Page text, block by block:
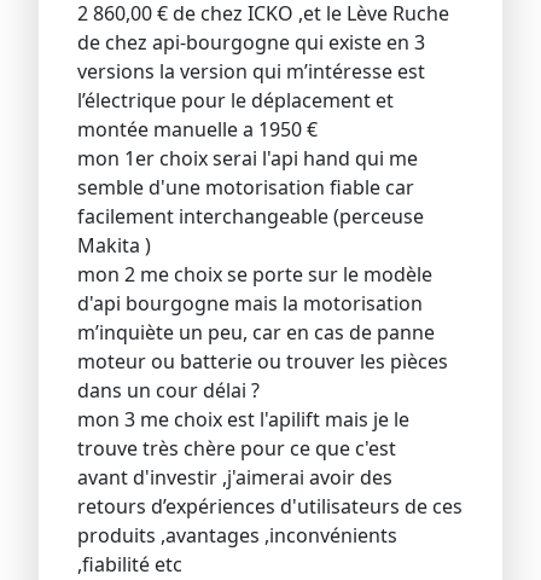
2 860,00 € de chez ICKO ,et le Lève Ruche
de chez api-bourgogne qui existe en 3
versions la version qui m’intéresse est
l’électrique pour le déplacement et
montée manuelle a 1950 €
mon 1er choix serai l'api hand qui me
semble d'une motorisation fiable car
facilement interchangeable (perceuse
Makita )
mon 2 me choix se porte sur le modèle
d'api bourgogne mais la motorisation
m’inquiète un peu, car en cas de panne
moteur ou batterie ou trouver les pièces
dans un cour délai ?
mon 3 me choix est l'apilift mais je le
trouve très chère pour ce que c'est
avant d'investir ,j'aimerai avoir des
retours d’expériences d'utilisateurs de ces
produits ,avantages ,inconvénients
,fiabilité etc